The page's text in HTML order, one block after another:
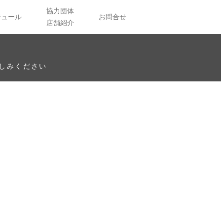
ール
協力団体
店舗紹介
お問合せ
みください